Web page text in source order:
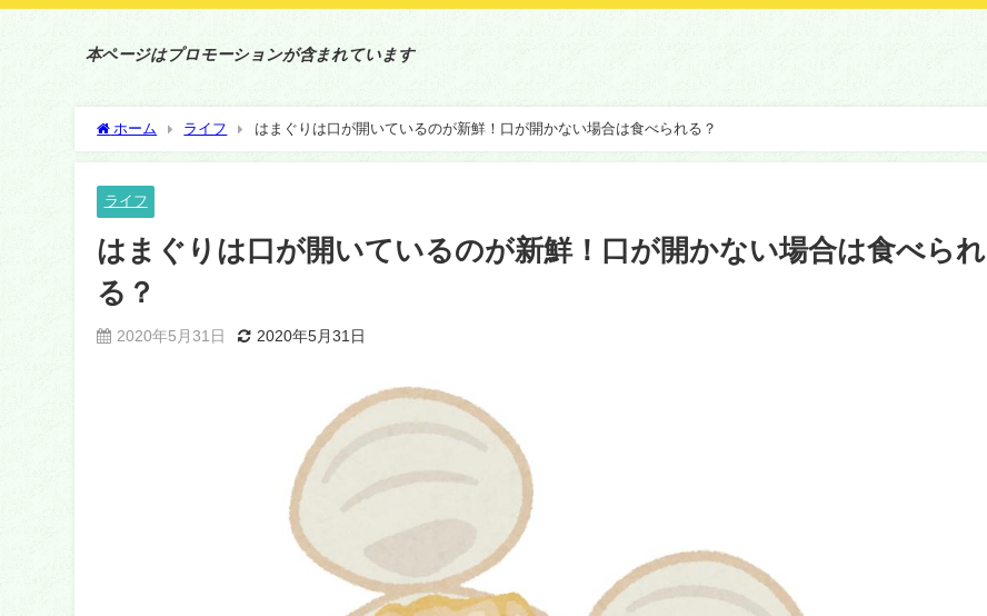
本ページはプロモーションが含まれています
ホーム ライフ はまぐりは口が開いているのが新鮮！口が開かない場合は食べられる？
ライフ
はまぐりは口が開いているのが新鮮！口が開かない場合は食べられ
る？
2020年5月31日 2020年5月31日